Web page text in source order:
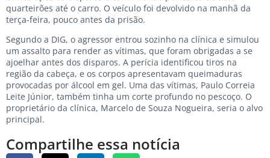
quarteirões até o carro. O veículo foi devolvido na manhã da
terça-feira, pouco antes da prisão.
Segundo a DIG, o agressor entrou sozinho na clínica e simulou
um assalto para render as vítimas, que foram obrigadas a se
ajoelhar antes dos disparos. A perícia identificou tiros na
região da cabeça, e os corpos apresentavam queimaduras
provocadas por álcool em gel. Uma das vítimas, Paulo Correia
Leite Júnior, também tinha um corte profundo no pescoço. O
proprietário da clínica, Marcelo de Souza Nogueira, seria o alvo
principal.
Compartilhe essa notícia